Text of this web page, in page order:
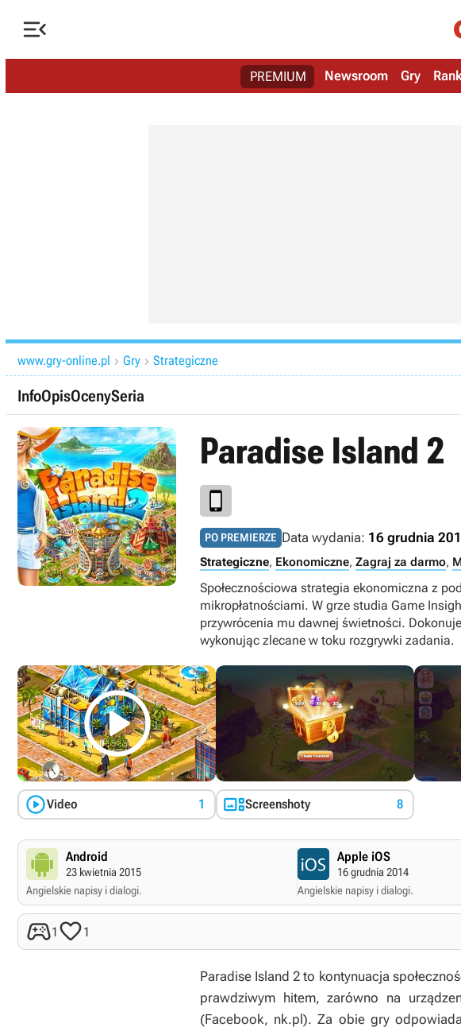

PREMIUM Newsroom Gry
www.gry-online.pl  Gry  Strategiczne
InfoOpisOcenySeria
Paradise Island 2
PO PREMIERZE Data wydania: 16 grudnia
Strategiczne, Ekonomiczne, Zagraj za darmo,
Społecznościowa strategia ekonomiczna z
mikropłatnościami. W grze studia Game
przywrócenia mu dawnej świetności.
wykonując zlecane w toku rozgrywki zadania.

Video 1 Screenshoty 8
Android
23 kwietnia 2015
Angielskie napisy i dialogi.
Apple iOS
16 grudnia 2014
Angielskie napisy i dialogi.
1 1
Paradise Island 2 to kontynuacja
prawdziwym hitem, zarówno na
(Facebook, nk.pl). Za obie gry